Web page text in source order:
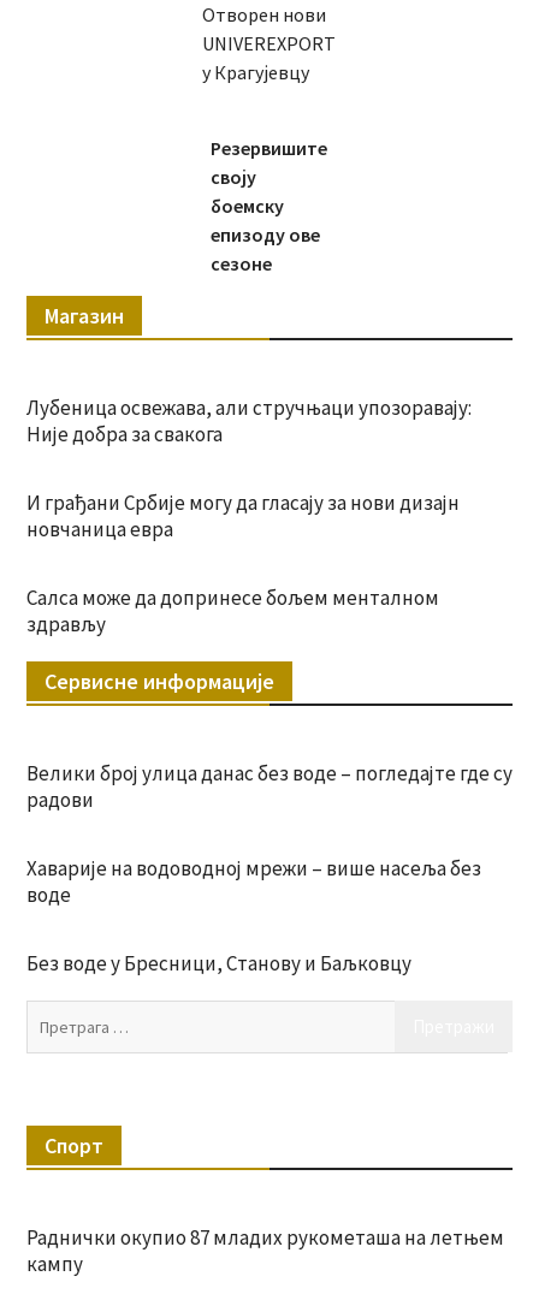
Отворен нови
UNIVEREXPORT
у Крагујевцу
Резервишите
своју
боемску
епизоду ове
сезоне
Магазин
Лубеница освежава, али стручњаци упозоравају:
Није добра за свакога
И грађани Србије могу да гласају за нови дизајн
новчаница евра
Салса може да допринесе бољем менталном
здрављу
Сервисне информације
Велики број улица данас без воде – погледајте где су
радови
Хаварије на водоводној мрежи – више насеља без
воде
Без воде у Бресници, Станову и Баљковцу
Спорт
Раднички окупио 87 младих рукометаша на летњем
кампу